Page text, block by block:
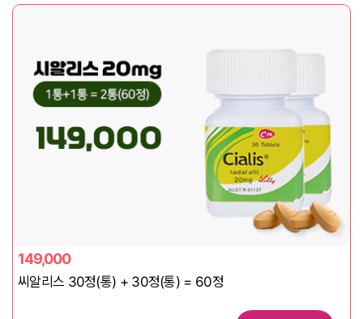
149,000
씨알리스 30정(통) + 30정(통) = 60정